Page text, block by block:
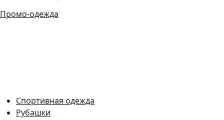
Промо-одежда
Спортивная одежда
Рубашки